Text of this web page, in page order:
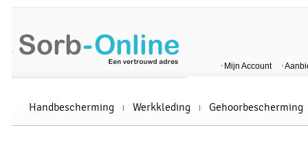
Mijn Account
Handbescherming Werkkleding Gehoorbescherming